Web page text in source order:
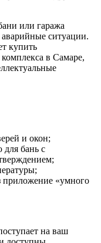
или гаража
ситуации.
купить
в Самаре,
и окон;
бань с
приложение «умного
на ваш